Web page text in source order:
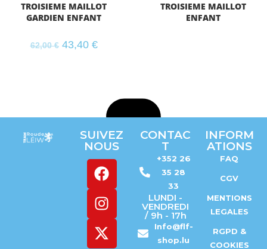
TROISIEME MAILLOT
GARDIEN ENFANT
62,00€ 43,40 €
TROISIEME MAILLOT
ENFANT
SUIVEZ
NOUS
CONTAC
T
+352 26
35 28
33
LUNDI -
VENDREDI
/ 9h - 17h
Info@flf-
shop.lu
INFORM
ATIONS
FAQ
CGV
MENTIONS
LEGALES
RGPD &
COOKIES